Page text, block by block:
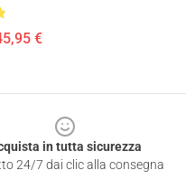
€
in tutta sicurezza
24/7 dai clic alla consegna